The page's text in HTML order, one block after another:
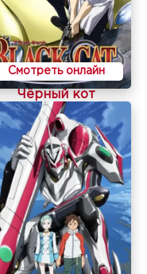
Смотреть онлайн
Чёрный кот